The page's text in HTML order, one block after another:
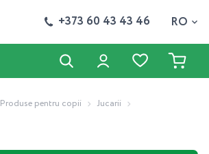
+373 60 43 43 46 RO
Produse pentru copii
Jucarii